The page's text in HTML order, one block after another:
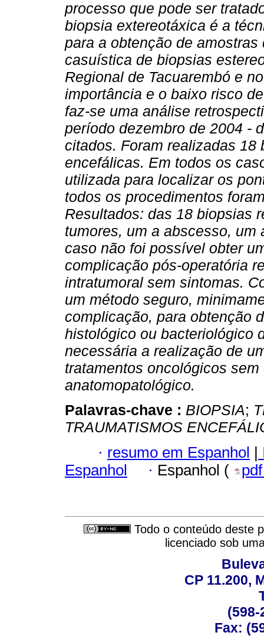
processo que pode ser
biopsia extereotáxica é a
para a obtenção de amostras
casuística de biopsias
Regional de Tacuarembó e
importância e o baixo risco
faz-se uma análise
período dezembro de 2004 -
citados. Foram realizadas
encefálicas. Em todos os
utilizada para localizar os
todos os procedimentos
Resultados: das 18 biopsias
tumores, um a abscesso,
caso não foi possível obter
complicação pós-operatória
intratumoral sem sintomas.
um método seguro,
complicação, para obtenção
histológico ou bacteriológico
necessária a realização de
tratamentos oncológicos
anatomopatológico.
Palavras-chave : BIOPSIA;
TRAUMATISMOS
· resumo em Espanhol |
Espanhol
· Espanhol (
Todo o conteúdo deste
licenciado sob
CP 11.200,
(598-
Fax: